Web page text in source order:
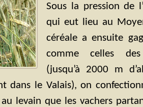
Sous la pression de
qui eut lieu au
céréale a ensuite
comme celles des
(jusqu’à 2000 m
dans le Valais), on
levain que les vachers